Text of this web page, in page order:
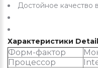
Достойное качество
Характеристики
Форм-фактор
Процессор